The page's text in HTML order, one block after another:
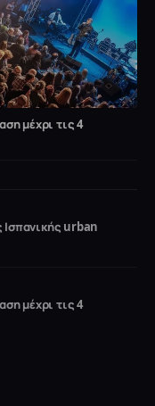
μέχρι τις 4
urban
μέχρι τις 4